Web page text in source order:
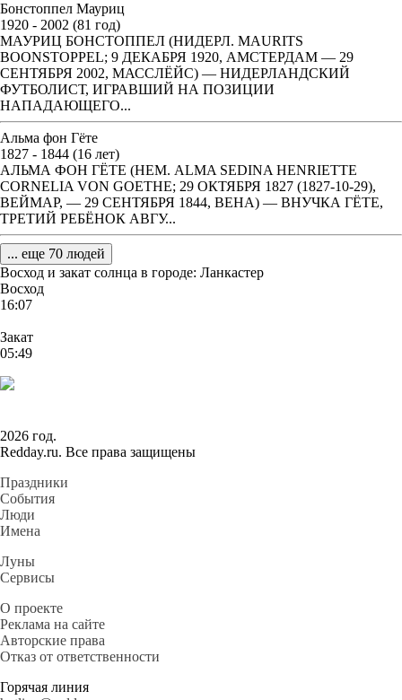
Бонстоппел Мауриц
1920 - 2002 (81 год)
МАУРИЦ БОНСТОППЕЛ (НИДЕРЛ. MAURITS
BOONSTOPPEL; 9 ДЕКАБРЯ 1920, АМСТЕРДАМ — 29
СЕНТЯБРЯ 2002, МАССЛЁЙС) — НИДЕРЛАНДСКИЙ
ФУТБОЛИСТ, ИГРАВШИЙ НА ПОЗИЦИИ
НАПАДАЮЩЕГО...
Альма фон Гёте
1827 - 1844 (16 лет)
АЛЬМА ФОН ГЁТЕ (НЕМ. ALMA SEDINA HENRIETTE
CORNELIA VON GOETHE; 29 ОКТЯБРЯ 1827 (1827-10-29),
ВЕЙМАР, — 29 СЕНТЯБРЯ 1844, ВЕНА) — ВНУЧКА ГЁТЕ,
ТРЕТИЙ РЕБЁНОК АВГУ...
... еще 70 людей
Восход и закат солнца в городе: Ланкастер
Восход
16:07
Закат
05:49
2026 год.
Redday.ru. Все права защищены
Праздники
События
Люди
Имена
Луны
Сервисы
О проекте
Реклама на сайте
Авторские права
Отказ от ответственности
Горячая линия